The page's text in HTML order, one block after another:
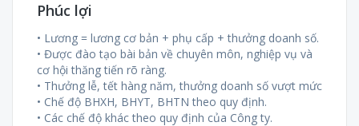
Phúc lợi
• Lương = lương cơ bản + phụ cấp + thưởng doanh số.
• Được đào tạo bài bản về chuyên môn, nghiệp vụ và
cơ hội thăng tiến rõ ràng.
• Thưởng lễ, tết hàng năm, thưởng doanh số vượt mức
• Chế độ BHXH, BHYT, BHTN theo quy định.
• Các chế độ khác theo quy định của Công ty.